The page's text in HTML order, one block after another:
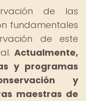
de las
fundamentales
de este
Actualmente,
y programas
y
maestras de